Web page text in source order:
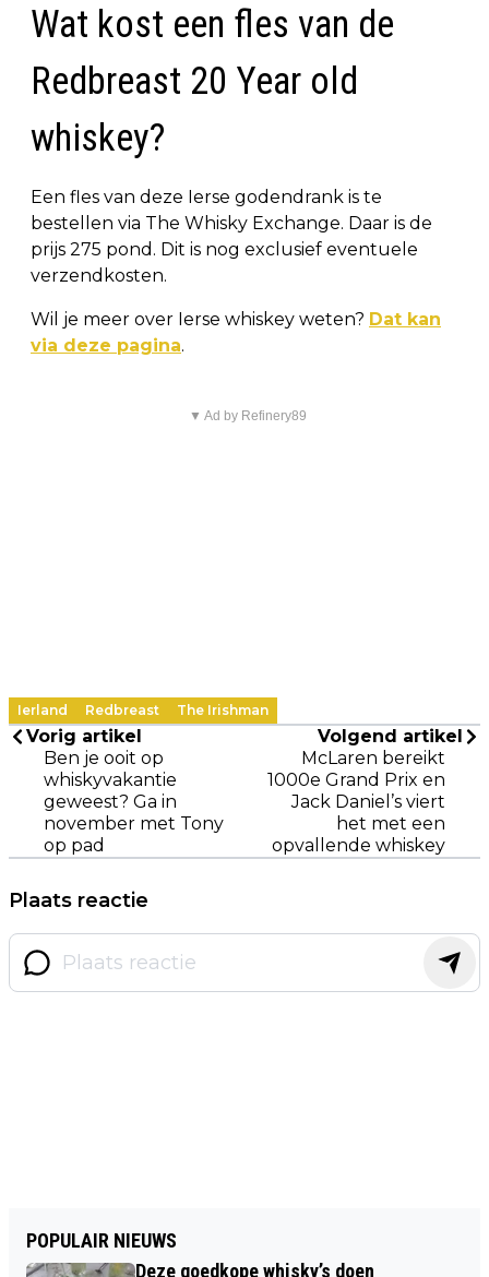
Wat kost een fles van de
Redbreast 20 Year old
whiskey?
Een fles van deze Ierse godendrank is te
bestellen via The Whisky Exchange. Daar is de
prijs 275 pond. Dit is nog exclusief eventuele
verzendkosten.
Wil je meer over Ierse whiskey weten? Dat kan
via deze pagina.
▼ Ad by Refinery89
Ierland Redbreast The Irishman
Vorig artikel
Ben je ooit op
whiskyvakantie
geweest? Ga in
november met Tony
op pad
Volgend artikel
McLaren bereikt
1000e Grand Prix en
Jack Daniel’s viert
het met een
opvallende whiskey
Plaats reactie
POPULAIR NIEUWS
Deze goedkope whisky’s doen